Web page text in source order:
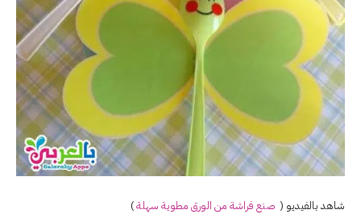
شاهد بالفيديو ( صنع فراشة من الورق مطوية سهلة)